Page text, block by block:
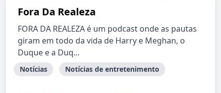
Fora Da Realeza
FORA DA REALEZA é um podcast onde as pautas
giram em todo da vida de Harry e Meghan, o
Duque e a Duq...
Notícias Notícias de entretenimento